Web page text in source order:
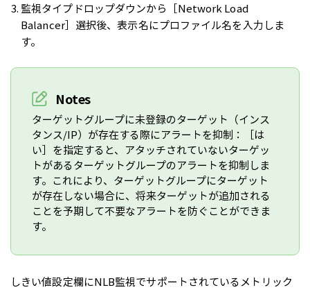
監視タイプドロップダウンから［Network Load
Balancer］選択後、表示名にプロファイル名を入力しま
す。
Notes
ターゲットグループに未登録のターゲット（インス
タンス/IP）が存在する際にアラートを抑制：［は
い］を指定すると、アタッチされていないターゲッ
トがあるターゲットグループのアラートを抑制しま
す。これにより、ターゲットグループにターゲット
が存在しない場合に、将来ターゲットが追加される
ことを予期して不要なアラートを防ぐことができま
す。
しきい値設定欄にNLB監視でサポートされているメトリック